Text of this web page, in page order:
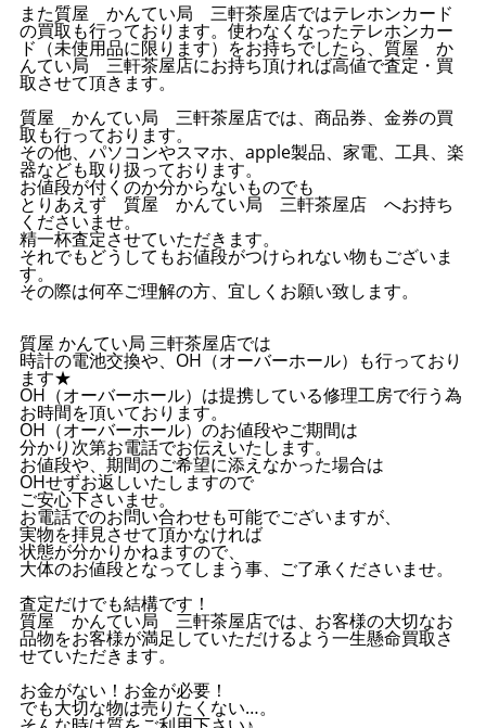
また質屋 かんてい局 三軒茶屋店ではテレホンカード
の買取も行っております。使わなくなったテレホンカー
ド（未使用品に限ります）をお持ちでしたら、質屋 か
んてい局 三軒茶屋店にお持ち頂ければ高値で査定・買
取させて頂きます。
質屋 かんてい局 三軒茶屋店では、商品券、金券の買
取も行っております。
その他、パソコンやスマホ、apple製品、家電、工具、楽
器なども取り扱っております。
お値段が付くのか分からないものでも
とりあえず 質屋 かんてい局 三軒茶屋店 へお持ち
くださいませ。
精一杯査定させていただきます。
それでもどうしてもお値段がつけられない物もございま
す。
その際は何卒ご理解の方、宜しくお願い致します。
質屋 かんてい局 三軒茶屋店では
時計の電池交換や、OH（オーバーホール）も行っており
ます★
OH（オーバーホール）は提携している修理工房で行う為
お時間を頂いております。
OH（オーバーホール）のお値段やご期間は
分かり次第お電話でお伝えいたします。
お値段や、期間のご希望に添えなかった場合は
OHせずお返しいたしますので
ご安心下さいませ。
お電話でのお問い合わせも可能でございますが、
実物を拝見させて頂かなければ
状態が分かりかねますので、
大体のお値段となってしまう事、ご了承くださいませ。
査定だけでも結構です！
質屋 かんてい局 三軒茶屋店では、お客様の大切なお
品物をお客様が満足していただけるよう一生懸命買取さ
せていただきます。
お金がない！お金が必要！
でも大切な物は売りたくない…。